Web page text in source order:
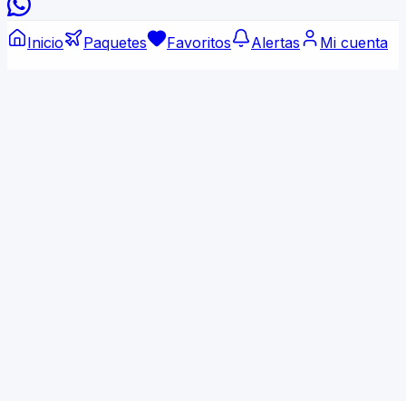
Inicio Paquetes Favoritos Alertas Mi cuenta